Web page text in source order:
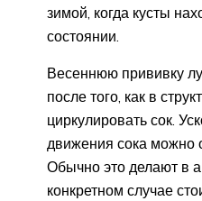
зимой, когда кусты
состоянии.
Весеннюю прививку
после того, как в
циркулировать сок.
движения сока можно
Обычно это делают в
конкретном случае